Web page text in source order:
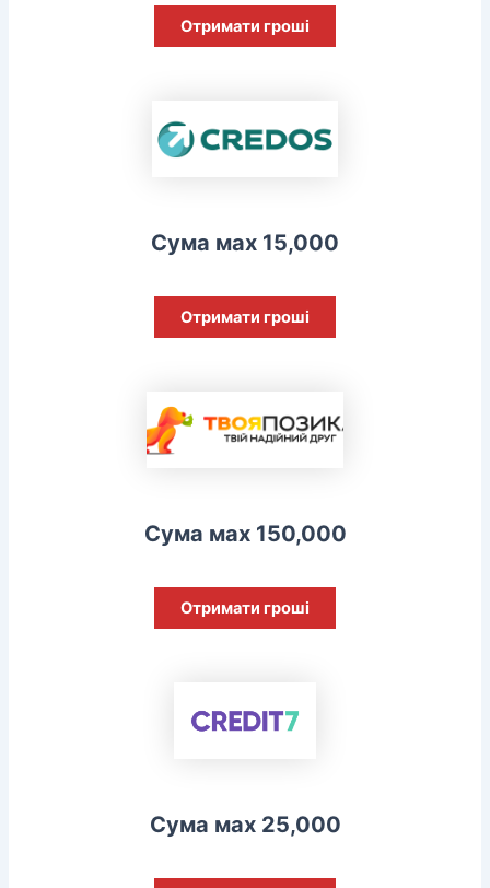
Отримати гроші
Сума мах 15,000
Отримати гроші
Сума мах 150,000
Отримати гроші
Сума мах 25,000